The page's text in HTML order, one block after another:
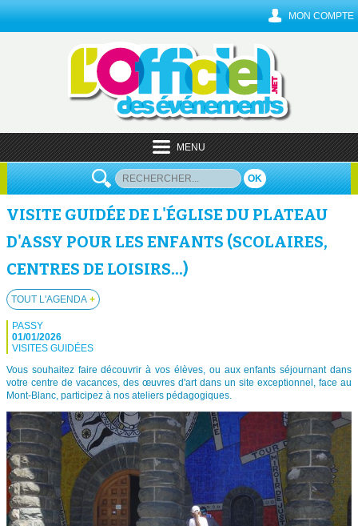
MON COMPTE
MENU
OK
VISITE GUIDÉE DE L'ÉGLISE DU PLATEAU
D'ASSY POUR LES ENFANTS (SCOLAIRES,
CENTRES DE LOISIRS...)
TOUT L'AGENDA +
PASSY
01/01/2026
VISITES GUIDÉES
Vous souhaitez faire découvrir à vos élèves, ou aux enfants séjournant dans
votre centre de vacances, des œuvres d'art dans un site exceptionnel, face au
Mont-Blanc, participez à nos ateliers pédagogiques.